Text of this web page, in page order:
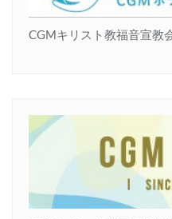
CGMキリスト教福音宣教